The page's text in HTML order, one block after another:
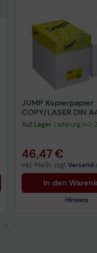
JUMP Kopierpapier
COPY/LASER DIN
Auf Lager: Lieferung in
46,47 €
inkl. MwSt. zzgl. Versand
In den
Hinweis